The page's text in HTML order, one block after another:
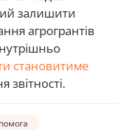
залишити
агрогрантів
становитиме